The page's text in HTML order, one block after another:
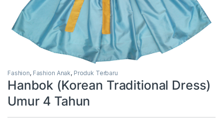
Fashion, Fashion Anak, Produk Terbaru
Hanbok (Korean Traditional Dress)
Umur 4 Tahun